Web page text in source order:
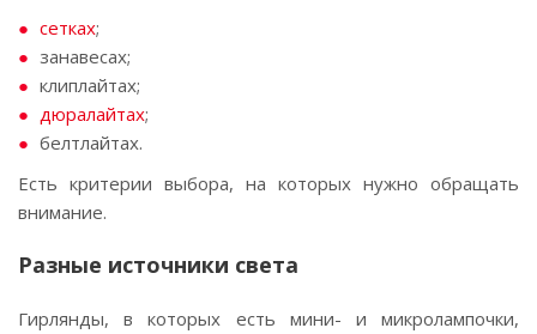
сетках;
занавесах;
клиплайтах;
дюралайтах;
белтлайтах.
Есть критерии выбора, на которых нужно обращать
внимание.
Разные источники света
Гирлянды, в которых есть мини- и микролампочки,